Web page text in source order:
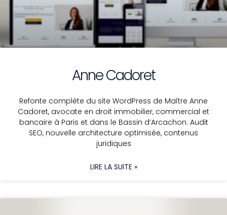
Anne Cadoret
Refonte complète du site WordPress de Maître Anne
Cadoret, avocate en droit immobilier, commercial et
bancaire à Paris et dans le Bassin d’Arcachon. Audit
SEO, nouvelle architecture optimisée, contenus
juridiques
LIRE LA SUITE »